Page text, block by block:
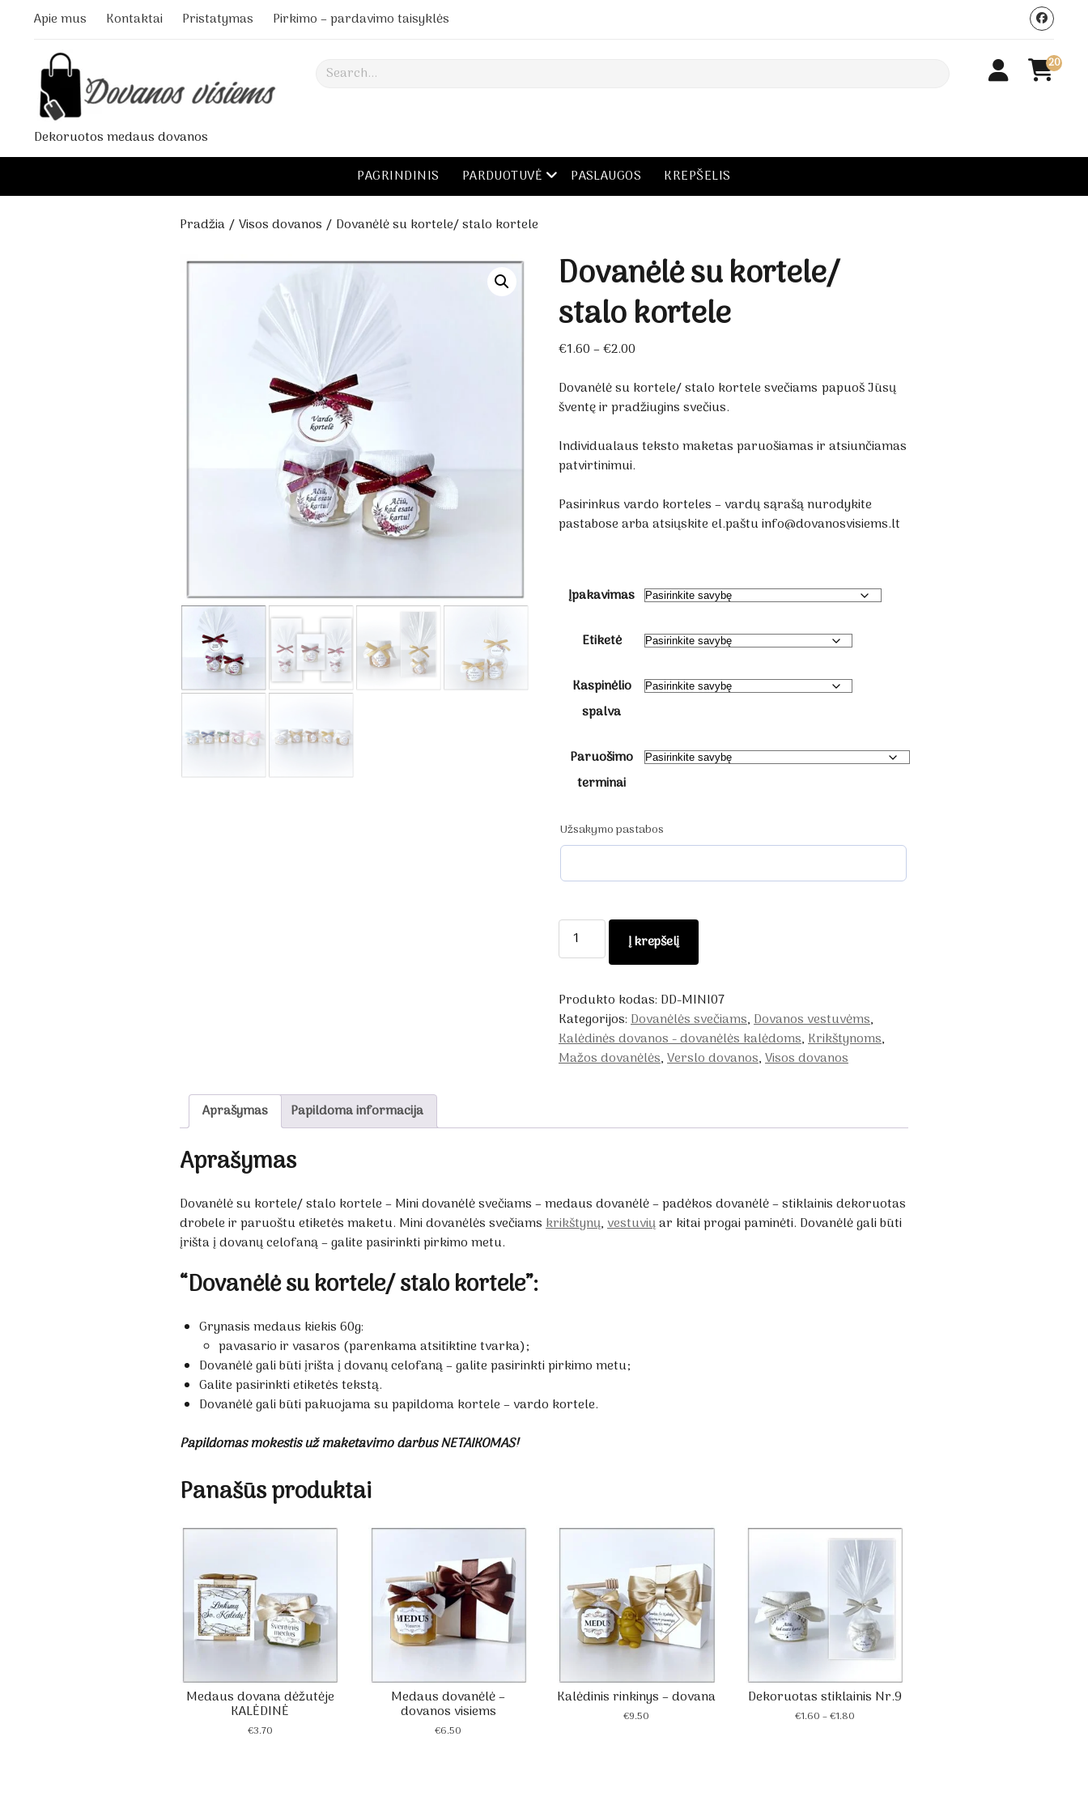
Apie mus Kontaktai Pristatymas Pirkimo – pardavimo taisyklės
Dekoruotos medaus dovanos
Search 20
PAGRINDINIS PARDUOTUVĖ open menu
PASLAUGOS KREPŠELIS
Pradžia/Visos dovanos / Dovanėlė su kortele/ stalo kortele
Dovanėlė su kortele/
stalo kortele
€1.60–€2.00
€1.60
through
Dovanėlė su kortele/ stalo kortele svečiams papuoš Jūsų
šventę ir pradžiugins svečius.
Individualaus teksto maketas paruošiamas ir atsiunčiamas
patvirtinimui.
Pasirinkus vardo korteles – vardų sąrašą nurodykite
pastabose arba atsiųskite el.paštu info@dovanosvisiems.lt
Įpakavimas
Etiketė
Kaspinėlio
spalva
Paruošimo
terminai
Užsakymo pastabos
produkto
kiekis:
Dovanėlė
kortele/
stalo
kortele
Į krepšelį
Produkto kodas: DD-MINI07
Kategorijos:Dovanėlės svečiams,Dovanos vestuvėms,
Kalėdinės dovanos - dovanėlės kalėdoms,Krikštynoms,
Mažos dovanėlės,Verslo dovanos,Visos dovanos
Aprašymas Papildoma informacija
Aprašymas
Dovanėlė su kortele/ stalo kortele – Mini dovanėlė svečiams – medaus dovanėlė – padėkos dovanėlė – stiklainis dekoruotas
drobele ir paruoštu etiketės maketu. Mini dovanėlės svečiamskrikštynų,vestuviųar kitai progai paminėti. Dovanėlė gali būti
įrišta į dovanų celofaną – galite pasirinkti pirkimo metu.
“Dovanėlė su kortele/ stalo kortele”:
Grynasis medaus kiekis 60g:
pavasario ir vasaros (parenkama atsitiktine tvarka);
Dovanėlė gali būti įrišta į dovanų celofaną – galite pasirinkti pirkimo metu;
Galite pasirinkti etiketės tekstą.
Dovanėlė gali būti pakuojama su papildoma kortele – vardo kortele.
Papildomas mokestis už maketavimo darbus NETAIKOMAS!
Panašūs produktai
Medaus dovana dėžutėje
KALĖDINĖ
€3.70
Medaus dovanėlė –
dovanos visiems
€6.50
Kalėdinis rinkinys – dovana
€9.50
Dekoruotas stiklainis Nr.9
€1.60 –€1.80